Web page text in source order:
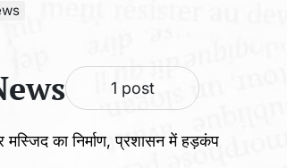
1 post